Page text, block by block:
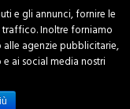
e gli annunci, fornire le
Inoltre forniamo
agenzie pubblicitarie,
ai social media nostri